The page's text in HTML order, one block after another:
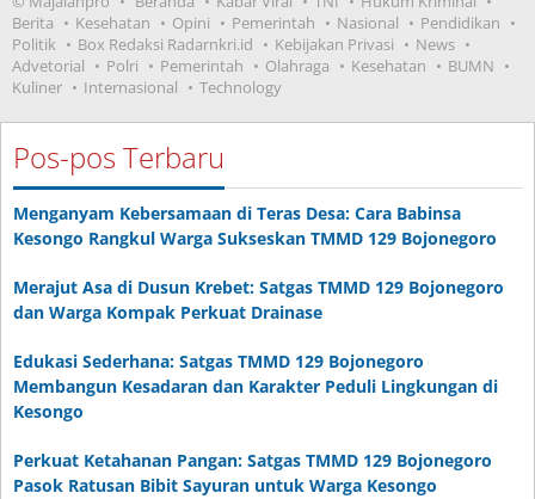
Berita
Kesehatan Opini Pemerintah Nasional
Pendidikan
Politik
Box Redaksi Radarnkri.id Kebijakan Privasi
News
Advetorial
Polri Pemerintah Olahraga Kesehatan
BUMN
Kuliner
Internasional Technology
Pos-pos Terbaru
Menganyam Kebersamaan di Teras Desa: Cara Babinsa
Kesongo Rangkul Warga Sukseskan TMMD 129 Bojonegoro
Merajut Asa di Dusun Krebet: Satgas TMMD 129 Bojonegoro
dan Warga Kompak Perkuat Drainase
Edukasi Sederhana: Satgas TMMD 129 Bojonegoro
Membangun Kesadaran dan Karakter Peduli Lingkungan di
Kesongo
Perkuat Ketahanan Pangan: Satgas TMMD 129 Bojonegoro
Pasok Ratusan Bibit Sayuran untuk Warga Kesongo